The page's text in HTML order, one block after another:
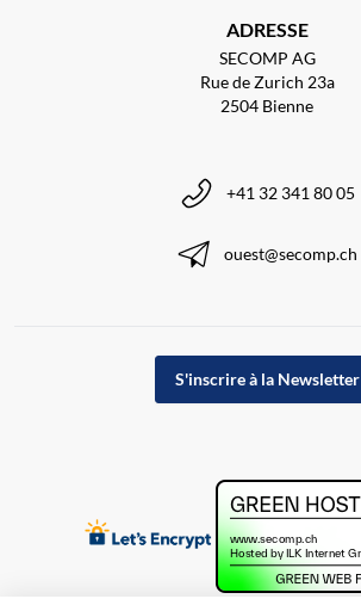
ADRESSE
SECOMP AG
Rue de Zurich 23a
2504 Bienne
+41 32 341 80 05
ouest@secomp.ch
S'inscrire à la Newsletter